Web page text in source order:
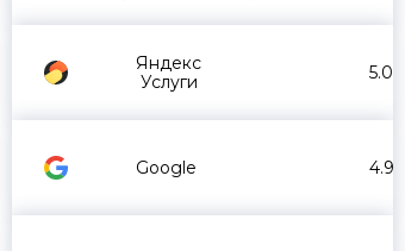
Яндекс
Услуги
5.0
Google 4.9